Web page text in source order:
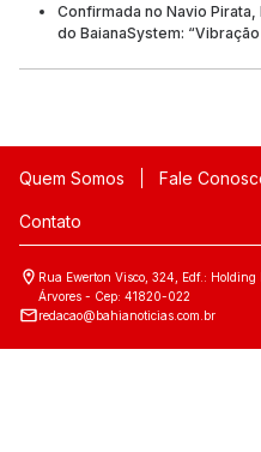
Confirmada no Navio
do BaianaSystem:
Quem Somos Fale
Contato
Rua Ewerton Visco, 324, Edf.:
Árvores - Cep: 41820-022
redacao@bahianoticias.com.br